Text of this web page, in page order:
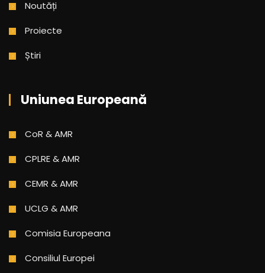
Noutăți
Proiecte
Știri
Uniunea Europeană
CoR & AMR
CPLRE & AMR
CEMR & AMR
UCLG & AMR
Comisia Europeana
Consiliul Europei